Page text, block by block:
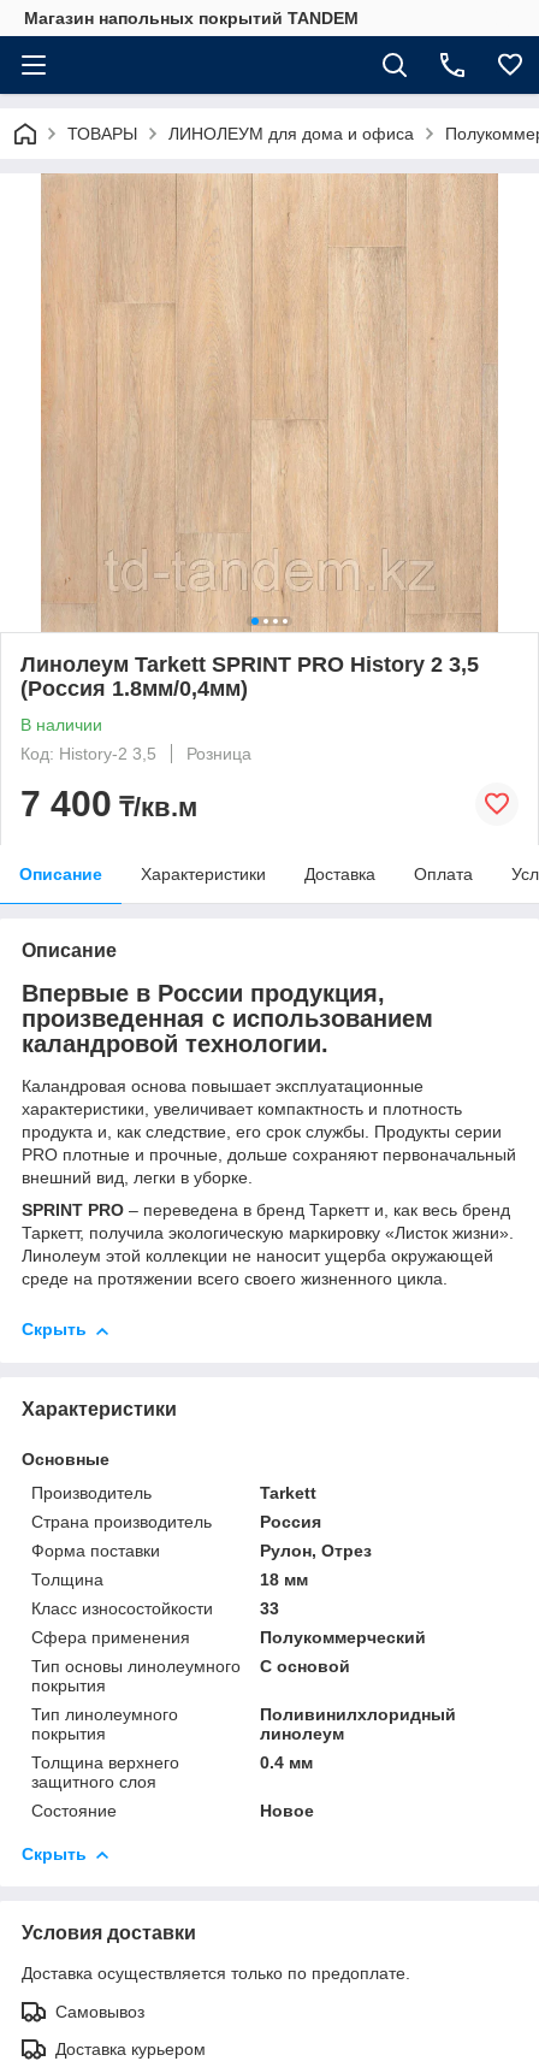
Магазин напольных покрытий TANDEM
ТОВАРЫ ЛИНОЛЕУМ для дома и офиса
Линолеум Tarkett SPRINT PRO History 2 3,5
(Россия 1.8мм/0,4мм)
В наличии
Код: History-2 3,5
Розница
7 400 ₸/кв.м
Описание Характеристики Доставка Оплата
Описание
Впервые в России продукция,
произведенная с использованием
каландровой технологии.
Каландровая основа повышает эксплуатационные
характеристики, увеличивает компактность и плотность
продукта и, как следствие, его срок службы. Продукты серии
PRO плотные и прочные, дольше сохраняют первоначальный
внешний вид, легки в уборке.
SPRINT PRO – переведена в бренд Таркетт и, как весь бренд
Таркетт, получила экологическую маркировку «Листок жизни».
Линолеум этой коллекции не наносит ущерба окружающей
среде на протяжении всего своего жизненного цикла.
Скрыть
Характеристики
Основные
Производитель
Tarkett
Страна производитель
Россия
Форма поставки
Рулон, Отрез
Толщина
18 мм
Класс износостойкости
33
Сфера применения
Полукоммерческий
Тип основы линолеумного
покрытия
С основой
Тип линолеумного
покрытия
Поливинилхлоридный
линолеум
Толщина верхнего
защитного слоя
0.4 мм
Состояние Новое
Скрыть
Условия доставки
Доставка осуществляется только по предоплате.
Самовывоз
Доставка курьером